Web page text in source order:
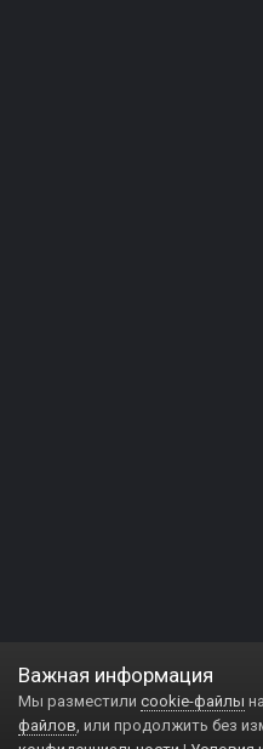
Важная информация
Мы разместили cookie-файлы
файлов, или продолжить без